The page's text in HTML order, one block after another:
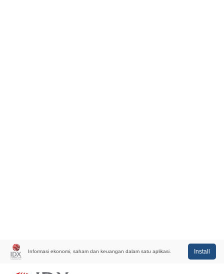
Informasi ekonomi, saham dan keuangan dalam satu aplikasi. Install